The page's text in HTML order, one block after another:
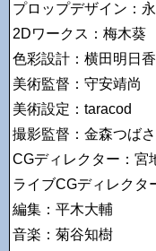
プロップデザイン：
2Dワークス：梅木葵
色彩設計：横田明日香
美術監督：守安靖尚
美術設定：taracod
撮影監督：金森つばさ
CGディレクター：宮
ライブCGディレクタ
編集：平木大輔
音楽：菊谷知樹